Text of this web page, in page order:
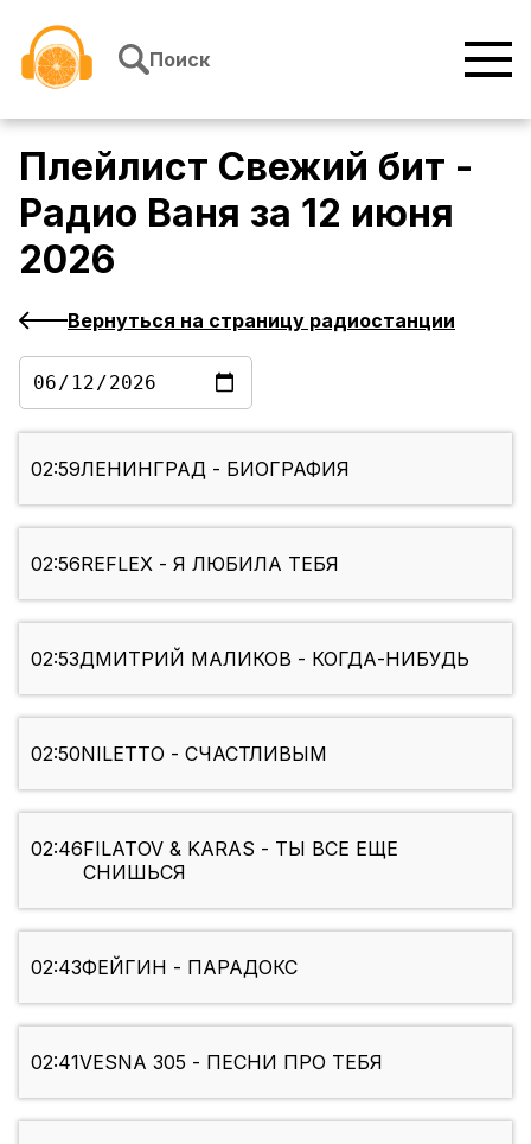
Поиск
Плейлист Свежий бит -
Радио Ваня за 12 июня
2026
Вернуться на страницу радиостанции
02:59ЛЕНИНГРАД - БИОГРАФИЯ
02:56REFLEX - Я ЛЮБИЛА ТЕБЯ
02:53ДМИТРИЙ МАЛИКОВ - КОГДА-НИБУДЬ
02:50NILETTO - СЧАСТЛИВЫМ
02:46FILATOV & KARAS - ТЫ ВСЕ ЕЩЕ
СНИШЬСЯ
02:43ФЕЙГИН - ПАРАДОКС
02:41VESNA 305 - ПЕСНИ ПРО ТЕБЯ